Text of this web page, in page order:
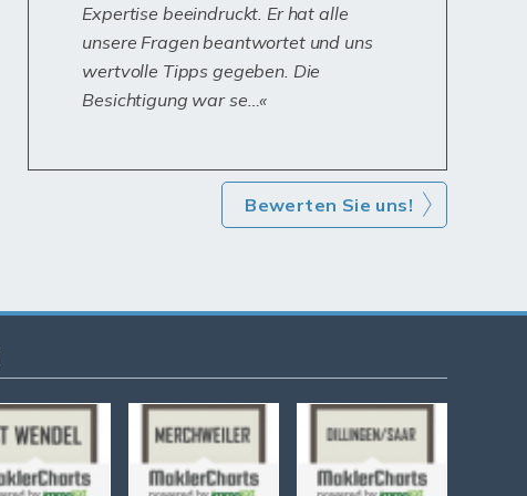
Expertise beeindruckt. Er hat alle
unsere Fragen beantwortet und uns
wertvolle Tipps gegeben. Die
Besichtigung war se…
Bewerten Sie uns!